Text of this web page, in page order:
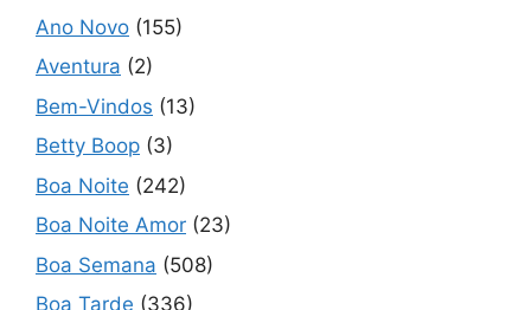
Ano Novo (155)
Aventura (2)
Bem-Vindos (13)
Betty Boop (3)
Boa Noite (242)
Boa Noite Amor (23)
Boa Semana (508)
Boa Tarde (336)